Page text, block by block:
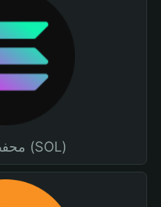
محفظة سولانا (SOL)